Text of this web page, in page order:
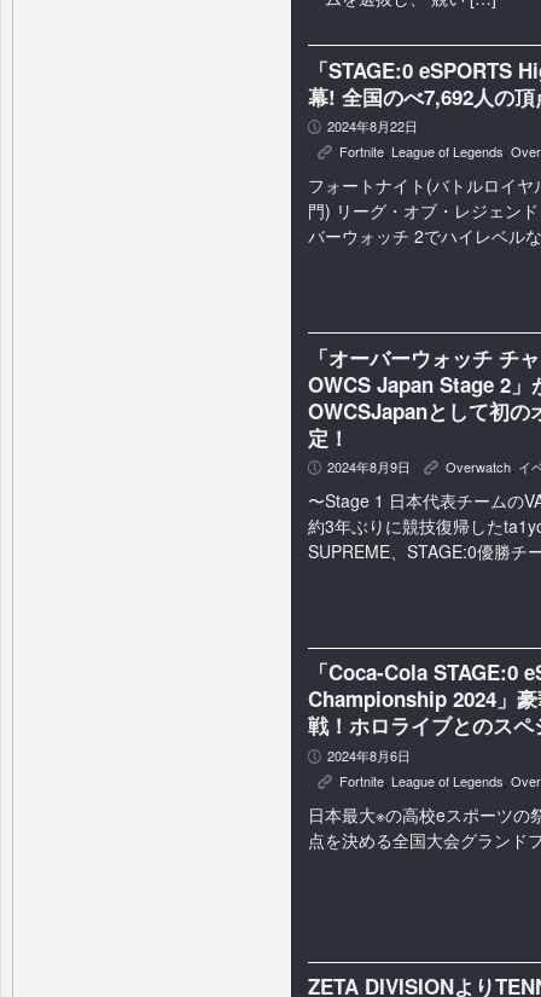
「STAGE:0 eSPORTS
幕! 全国のべ7,692人の
P 2024年8月22日
K Fortnite League of Legends
フォートナイト(バトルロイ
門) リーグ・オブ・レジェン
バーウォッチ 2でハイレベル
「オーバーウォッチ チ
OWCS Japan Stage 2」
OWCSJapanとして初の
定！
P 2024年8月9日 K Overwatch イ
〜Stage 1 日本代表チームの
約3年ぶりに競技復帰した
SUPREME、STAGE:0優勝チ
「Coca-Cola STAGE:0
Championship 2024」
戦！ホロライブとのス
P 2024年8月6日
K Fortnite League of Legends
日本最大※の高校eスポーツの
点を決める全国大会グランド
ZETA DIVISIONより